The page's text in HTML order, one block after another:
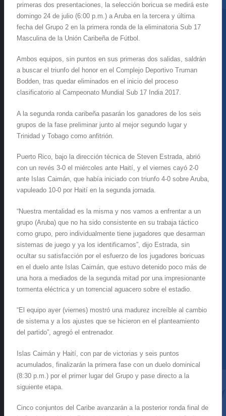
primeras dos presentaciones, la selección boricua se medirá este
domingo 24 de julio (6:00 p.m.) a Aruba en la tercera y última
fecha del Grupo 2 en la primera ronda de la eliminatoria Sub 17
Masculina de la Unión Caribeña de Fútbol.
Ambos equipos, sin puntos en sus primeras dos salidas, saldrán
a buscar el triunfo del honor en el Complejo Deportivo Truman
Bodden, tras quedar eliminados en el inicio del proceso
clasificatorio al Campeonato Mundial Sub 17 India 2017.
A la segunda ronda caribeña pasarán los ganadores de los seis
grupos de la fase preliminar junto al mejor segundo lugar y
Trinidad y Tobago como anfitrión.
Puerto Rico, bajo la dirección técnica de Steven Estrada, abrió
con un revés 3-0 el miércoles ante Haití, y el viernes cayó 2-0
ante Islas Caimán, que había iniciado con triunfo 4-0 sobre Aruba,
vapuleado 10-0 por Haití en la segunda jornada.
“Nuestra mentalidad es la misma y nos vamos a enfrentar a un
grupo (Aruba) que no ha sido consistente en su trabaja táctico
como grupo, pero individualmente tiene jugadores que desarman
sistemas de juego y ya los identificamos”, dijo Estrada, sin
ocultar su satisfacción por el esfuerzo de los jugadores boricuas
en el duelo ante Islas Caimán, que estuvo detenido poco más de
una hora a mediados de la segunda mitad por una impresionante
tormenta eléctrica y un torrencial aguacero sobre el estadio.
“El equipo ayer (viernes) mostró una madurez increíble al cambio
de sistema y a los ajustes que se hicieron en el planteamiento
del partido”, agregó el entrenador.
Islas Caimán y Haití, con par de victorias y seis puntos
acumulados, finalizarán la primera fase con un duelo dominical
(8:30 p.m.) por el primer lugar del Grupo y pase directo a la
siguiente etapa.
Cinco conjuntos del Caribe avanzarán a la posterior ronda final de